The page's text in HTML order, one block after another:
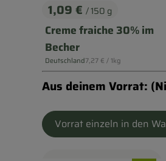
, Preis:
1,09 € / 150 g
Creme fraiche 30% im
Becher
, Herkunft:
Deutschland, Referenzpreis:
7,27 € / 1kg
Aus deinem Vorrat:
Vorrat einzeln in den